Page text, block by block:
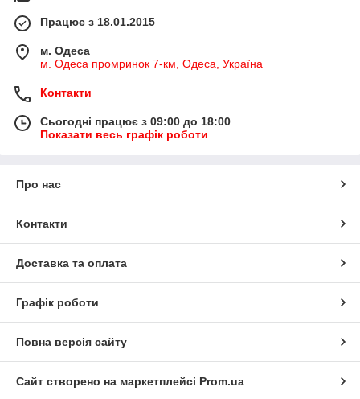
Працює з 18.01.2015
м. Одеса
м. Одеса промринок 7-км, Одеса, Україна
Контакти
Сьогодні працює з 09:00 до 18:00
Показати весь графік роботи
Про нас
Контакти
Доставка та оплата
Графік роботи
Повна версія сайту
Сайт створено на маркетплейсі Prom.ua